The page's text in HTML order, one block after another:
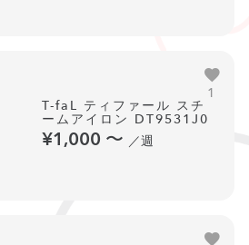
T-faL ティファール スチ
ームアイロン DT9531J0
¥1,000 〜 ／週
1